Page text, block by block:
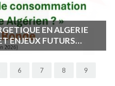
EN ALGERIE
ENJEUX FUTURS
?
6 7 8 9